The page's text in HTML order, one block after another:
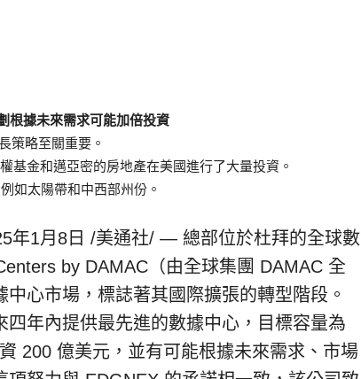
根據未來需求可能加倍投資
策略至關重要。
基金和邁亞密的房地產在美國進行了大量投資。
如太陽帶和中西部州份。
年1月8日 /美通社/ — 總部位於杜拜的全球數
by DAMAC（由全球集團 DAMAC 全
心市場，標誌著其國際擴張的轉型階段。
年內提供最先進的數據中心，目標容量為
200 億美元，並有可能根據未來需求、市場